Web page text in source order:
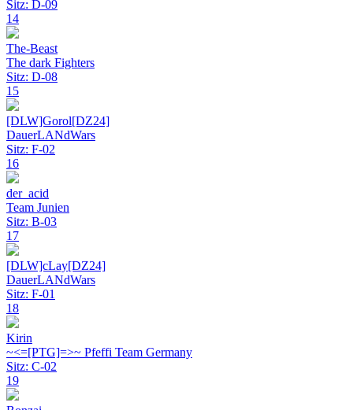
Sitz: D-09
14
The-Beast
The dark Fighters
Sitz: D-08
15
[DLW]Gorol[DZ24]
DauerLANdWars
Sitz: F-02
16
der_acid
Team Junien
Sitz: B-03
17
[DLW]cLay[DZ24]
DauerLANdWars
Sitz: F-01
18
Kirin
~<=[PTG]=>~ Pfeffi Team Germany
Sitz: C-02
19